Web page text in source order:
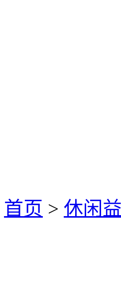
首页 > 休闲